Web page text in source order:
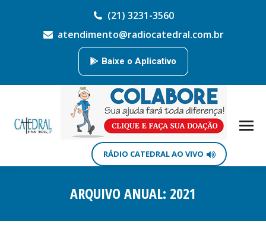
(21) 3231-3560
atendimento@radiocatedral.com.br
Baixe o Aplicativo
RÁDIO CATEDRAL AO VIVO
ARQUIVO ANUAL: 2021